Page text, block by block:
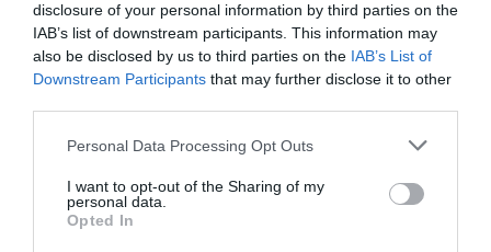
disclosure of your personal information by third parties on the
IAB’s list of downstream participants. This information may
also be disclosed by us to third parties on the IAB’s List of
Downstream Participants that may further disclose it to other
Personal Data Processing Opt Outs
I want to opt-out of the Sharing of my
personal data.
Opted In
250,00 €
-